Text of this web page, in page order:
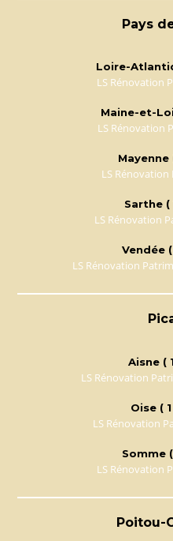
Pays
Loire-
LS Rénovation
Maine-et-
LS Rénovation
Mayenne
LS
Sarthe (
LS Rénovation
Vendée
LS Rénovation
Aisne (
LS Rénovation
Oise (
LS Rénovation
Somme
LS Rénovation
Poitou-